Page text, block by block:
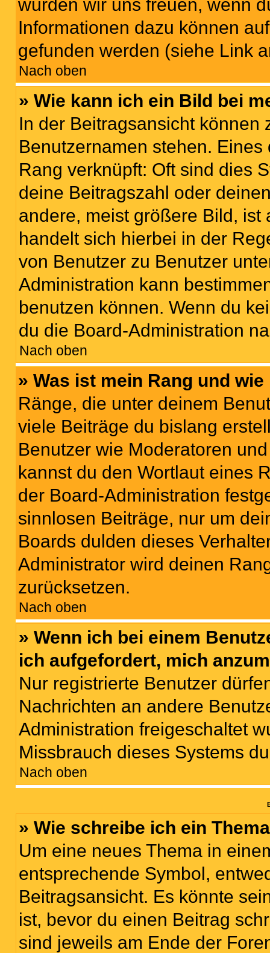
würden wir uns freuen, wenn
Informationen dazu können
gefunden werden (siehe Link
Nach oben
» Wie kann ich ein Bild bei
In der Beitragsansicht können
Benutzernamen stehen.
Rang verknüpft: Oft sind dies
deine Beitragszahl oder
andere, meist größere Bild, ist
handelt sich hierbei in der
von Benutzer zu Benutzer
Administration kann
benutzen können. Wenn du
du die Board-Administration
Nach oben
» Was ist mein Rang und
Ränge, die unter deinem
viele Beiträge du bislang
Benutzer wie Moderatoren
kannst du den Wortlaut eines
der Board-Administration
sinnlosen Beiträge, nur um
Boards dulden dieses
Administrator wird deinen
zurücksetzen.
Nach oben
» Wenn ich bei einem
ich aufgefordert, mich
Nur registrierte Benutzer
Nachrichten an andere
Administration freigeschaltet
Missbrauch dieses Systems
Nach oben
» Wie schreibe ich ein
Um eine neues Thema in
entsprechende Symbol,
Beitragsansicht. Es könnte
ist, bevor du einen Beitrag
sind jeweils am Ende der